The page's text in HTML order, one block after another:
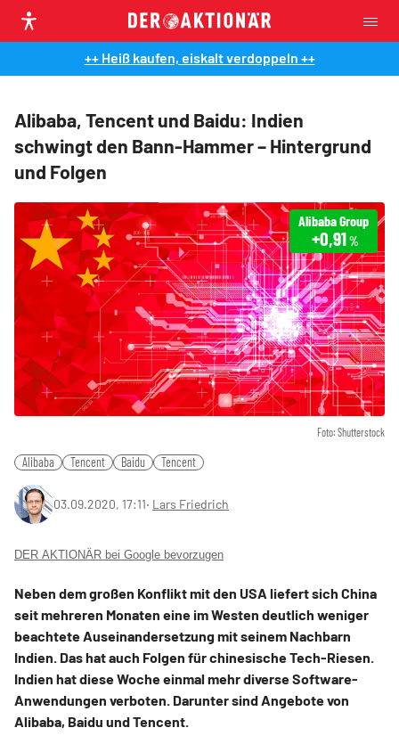
++ Heiß kaufen, eiskalt verdoppeln ++
Alibaba, Tencent und Baidu: Indien
schwingt den Bann-Hammer – Hintergrund
und Folgen
Foto: Shutterstock
Alibaba Group
+0,91%
Alibaba Tencent Baidu Tencent
03.09.2020, 17:11‧ Lars Friedrich
DER AKTIONÄR bei Google bevorzugen
Neben dem großen Konflikt mit den USA liefert sich China
seit mehreren Monaten eine im Westen deutlich weniger
beachtete Auseinandersetzung mit seinem Nachbarn
Indien. Das hat auch Folgen für chinesische Tech-Riesen.
Indien hat diese Woche einmal mehr diverse Software-
Anwendungen verboten. Darunter sind Angebote von
Alibaba, Baidu und Tencent.